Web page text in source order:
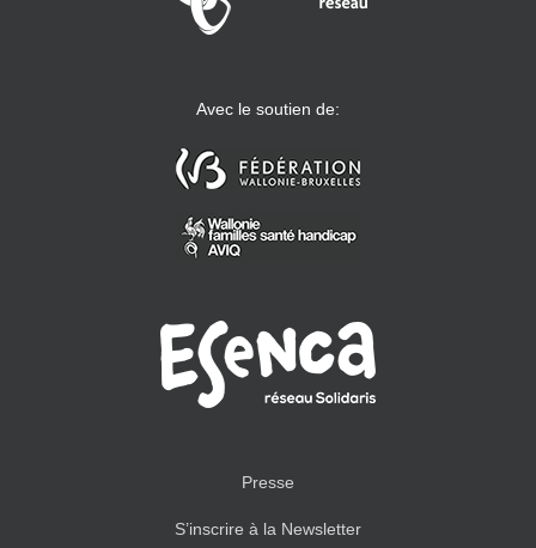
Avec le soutien de:
Presse
S’inscrire à la Newsletter